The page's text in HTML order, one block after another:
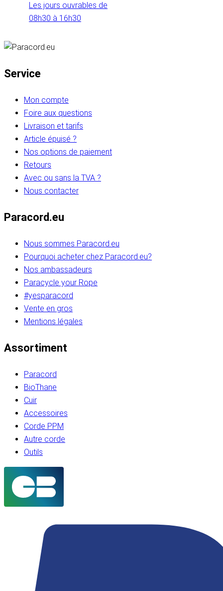
Les jours ouvrables de
08h30 à 16h30
Service
Mon compte
Foire aux questions
Livraison et tarifs
Article épuisé ?
Nos options de paiement
Retours
Avec ou sans la TVA ?
Nous contacter
Paracord.eu
Nous sommes Paracord.eu
Pourquoi acheter chez Paracord.eu?
Nos ambassadeurs
Paracycle your Rope
#yesparacord
Vente en gros
Mentions légales
Assortiment
Paracord
BioThane
Cuir
Accessoires
Corde PPM
Autre corde
Outils